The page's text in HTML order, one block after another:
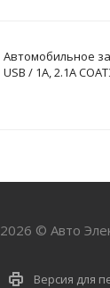
Автомобильное
USB / 1А, 2.1А
2026 © Авто
Версия для